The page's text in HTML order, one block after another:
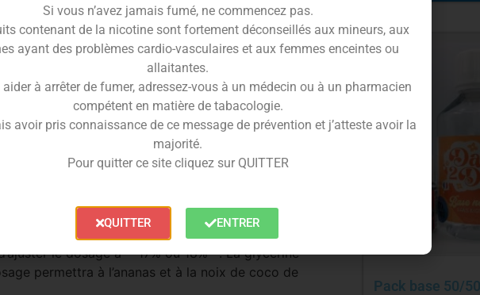
de la formule d’origine chez Cloud Niners, ce
Cette touche glacée vient lier les
dans votre verre, offrant une vape désaltérante
concentré Pina Colada
Pina Colada doit impérativement être dilué dans
préconisent un **dosage de 15%** pour une
vide de 100ml, versez simplement 15ml d’arôme
High VG (comme du 30/70 PG/VG) pour
le dosage à **17% ou 18%**. La glycérine
permettra à l’ananas et à la noix de coco de
Pack base 50/
Si vous n’avez jamais fumé, ne commencez pas.
contenant de la nicotine sont fortement déconseillés aux mineurs, aux
ayant des problèmes cardio-vasculaires et aux femmes enceintes ou
allaitantes.
à arrêter de fumer, adressez-vous à un médecin ou à un pharmacien
compétent en matière de tabacologie.
avoir pris connaissance de ce message de prévention et j’atteste avoir la
majorité.
Pour quitter ce site cliquez sur QUITTER
QUITTER ENTRER